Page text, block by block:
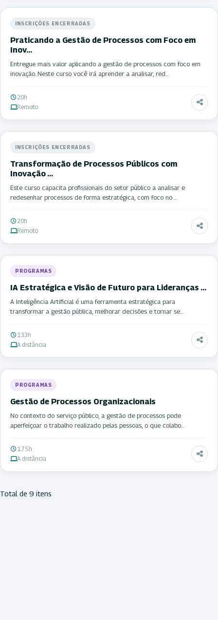
INSCRIÇÕES ENCERRADAS
Praticando a Gestão de Processos com Foco em
Inov…
Entregue mais valor aplicando a gestão de processos com foco em
inovação. Neste curso você irá aprender a analisar, red…
20h
Remoto
INSCRIÇÕES ENCERRADAS
Transformação de Processos Públicos com
Inovação …
Este curso capacita profissionais do setor público a analisar e
redesenhar processos de forma estratégica, com foco no …
20h
Remoto
PROGRAMAS
IA Estratégica e Visão de Futuro para Lideranças …
A Inteligência Artificial é uma ferramenta estratégica para
transformar a gestão pública, melhorar decisões e tornar se…
133h
A distância
PROGRAMAS
Gestão de Processos Organizacionais
No contexto do serviço público, a gestão de processos pode
aperfeiçoar o trabalho realizado pelas pessoas, o que colabo…
175h
A distância
Total de 9 itens